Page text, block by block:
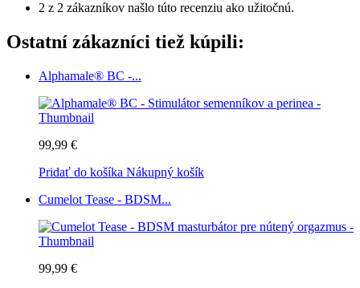
2 z 2 zákazníkov našlo túto recenziu ako užitočnú.
Ostatní zákazníci tiež kúpili:
Alphamale® BC -...
99,99 €
Pridať do košíka Nákupný košík
Cumelot Tease - BDSM...
99,99 €